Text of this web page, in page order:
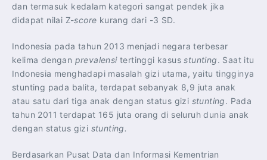
dan termasuk kedalam kategori sangat pendek jika
didapat nilai Z-score kurang dari -3 SD.
Indonesia pada tahun 2013 menjadi negara terbesar
kelima dengan prevalensitertinggi kasusstunting. Saat itu
Indonesia menghadapi masalah gizi utama, yaitu tingginya
stunting pada balita, terdapat sebanyak 8,9 juta anak
atau satu dari tiga anak dengan status gizi stunting. Pada
tahun 2011 terdapat 165 juta orang di seluruh dunia anak
dengan status gizi stunting.
Berdasarkan Pusat Data dan Informasi Kementrian